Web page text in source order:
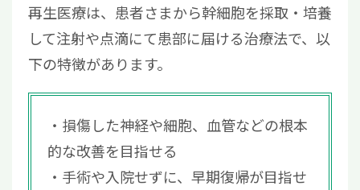
再生医療は、患者さまから幹細胞を採取・培養
して注射や点滴にて患部に届ける治療法で、以
下の特徴があります。
損傷した神経や細胞、血管などの根本
的な改善を目指せる
手術や入院せずに、早期復帰が目指せ